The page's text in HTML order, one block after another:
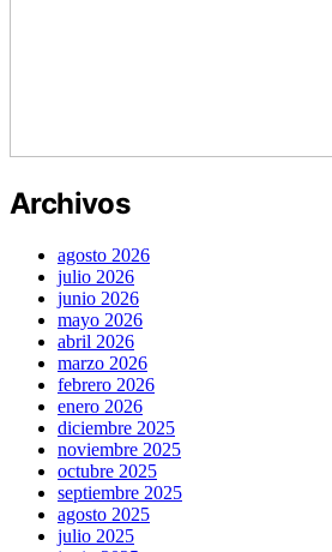
Archivos
agosto 2026
julio 2026
junio 2026
mayo 2026
abril 2026
marzo 2026
febrero 2026
enero 2026
diciembre 2025
noviembre 2025
octubre 2025
septiembre 2025
agosto 2025
julio 2025